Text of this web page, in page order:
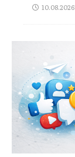
10.08.2026